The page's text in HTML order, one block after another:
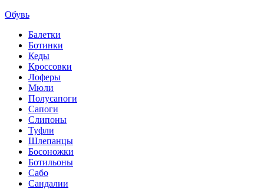
Обувь
Балетки
Ботинки
Кеды
Кроссовки
Лоферы
Мюли
Полусапоги
Сапоги
Слипоны
Туфли
Шлепанцы
Босоножки
Ботильоны
Сабо
Сандалии